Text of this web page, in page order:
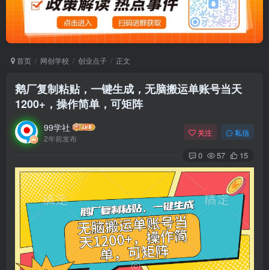
首页 网创学校 创业点子 正文
鹅厂复制粘贴，一键生成，无脑搬运单账号当天
1200+，操作简单，可矩阵
99学社
2年前发布
关注 私信
0 57 15